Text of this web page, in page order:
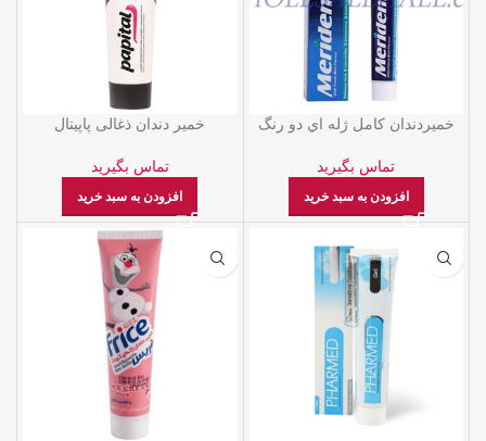
خميردندان كامل ژله اي دو رنگ
تماس بگیرید
افزودن به سبد خرید
خمیر دندان ذغالی پاپیتال
تماس بگیرید
افزودن به سبد خرید